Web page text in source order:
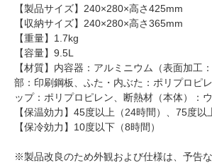
【製品サイズ】240×280×高さ425mm
【収納サイズ】240×280×高さ365mm
【重量】1.7kg
【容量】9.5L
【材質】内容器：アルミニウム（表面加工
部：印刷鋼板、ふた・内ぶた：ポリプロピ
ップ：ポリプロピレン、断熱材（本体）：
【保温効力】45度以上（24時間）、75度以
【保冷効力】10度以下（8時間）
※製品改良のため外観および仕様は、予告